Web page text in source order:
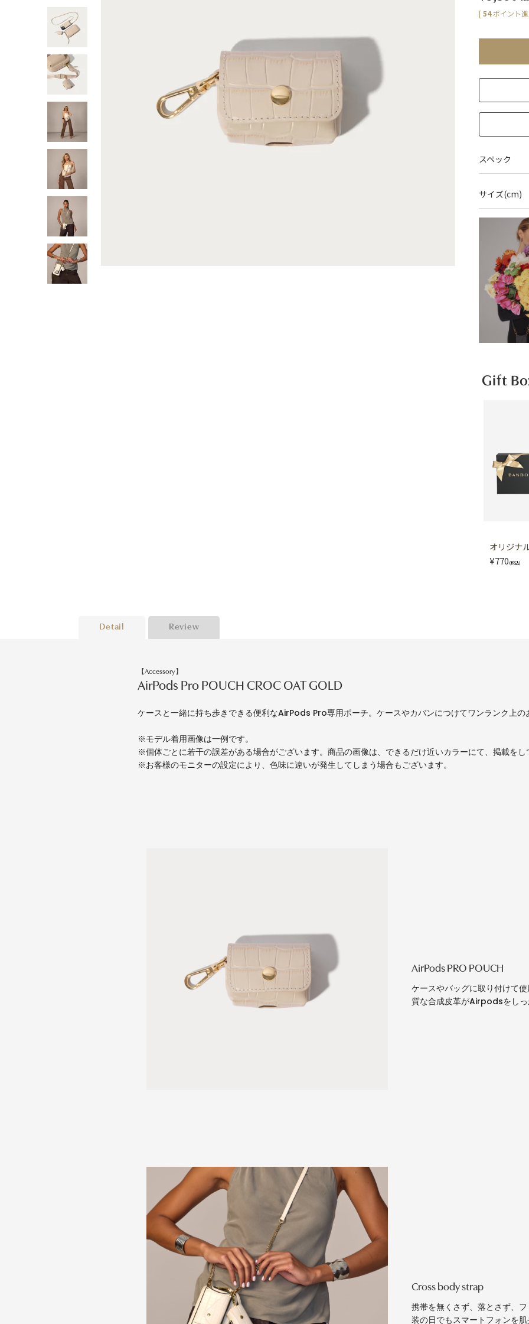
[54ポイント
スペック
サイズ(cm)
Gift
オリジナ
¥770 (税込)
Detail Review
【Accessory】
AirPods Pro POUCH CROC OAT GOLD
ケースと一緒に持ち歩きできる便利なAirPods Pro専用ポーチ。ケースやカバンにつけてワンランク上の
※モデル着用画像は一例です。
※個体ごとに若干の誤差がある場合がございます。商品の画像は、できるだけ近いカラーにて、掲載をし
※お客様のモニターの設定により、色味に違いが発生してしまう場合もございます。
AirPods PRO POUCH
ケースやバッグに取り付けて
質な合成皮革がAirpodsをし
Cross body strap
携帯を無くさず、落とさず、
装の日でもスマートフォンを